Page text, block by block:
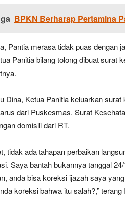
BPKN Berharap Pertamina
Pantia merasa tidak puas dengan
Panitia bilang tolong dibuat surat
Dina, Ketua Panitia keluarkan
dari Puskesmas. Surat
domisili dari RT.
tidak ada tahapan perbaikan
Saya bantah bukannya tanggal
anda bisa koreksi ijazah saya
koreksi bahwa itu salah?,” terang